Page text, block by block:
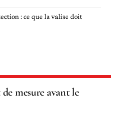
: ce que la valise doit
mesure avant le